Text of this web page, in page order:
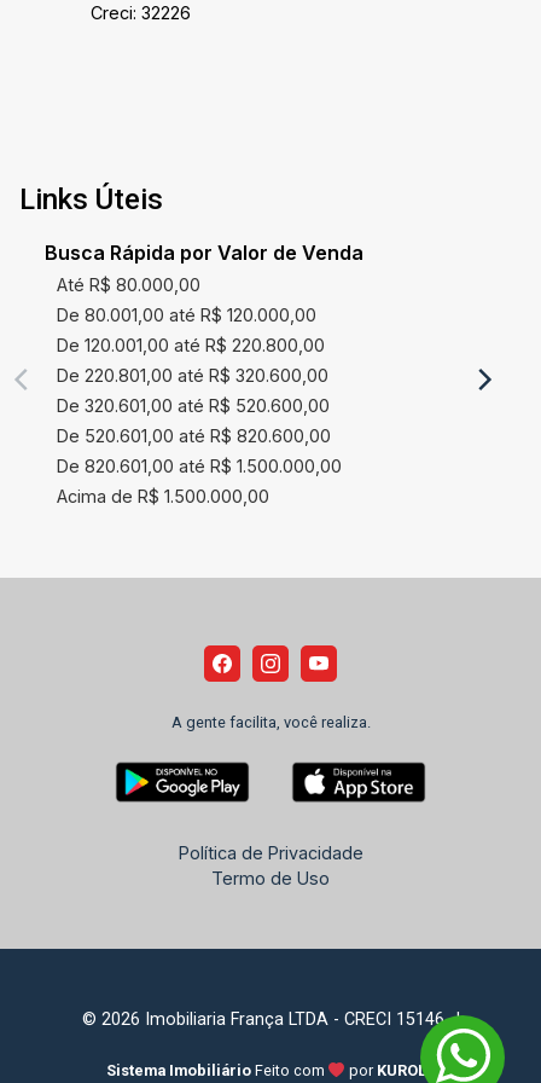
conhecer seu novo lar no Residencial
Creci: 32226
Links Úteis
Busca Rápida por Valor de Venda
Até R$ 80.000,00
De 80.001,00 até R$ 120.000,00
De 120.001,00 até R$ 220.800,00
De 220.801,00 até R$ 320.600,00
De 320.601,00 até R$ 520.600,00
De 520.601,00 até R$ 820.600,00
De 820.601,00 até R$ 1.500.000,00
Acima de R$ 1.500.000,00
A gente facilita, você realiza.
Política de Privacidade
Termo de Uso
© 2026 Imobiliaria França LTDA - CRECI 15146-J
Sistema Imobiliário Feito com por KUROLE